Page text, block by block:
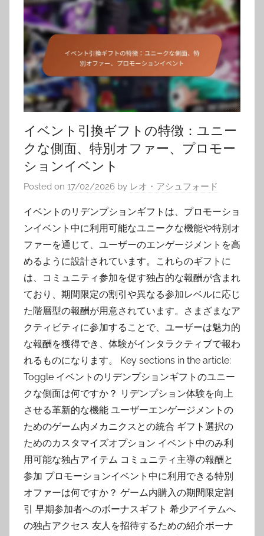
イベント引換ギフトの特徴：ユニー
クな側面、特別オファー、プロモー
ションイベント
Posted on 17/02/2026 by レオ・アシュフォード
イベントのリデンプションギフトは、プロモーショ
ンイベント中に利用可能なユニークな機能や特別オ
ファーを通じて、ユーザーのエンゲージメントを高
めるように設計されています。これらのギフトに
は、コミュニティ参加を促す独占的な報酬が含まれ
ており、期間限定の割引や異なる参加レベルに応じ
た階層型の報酬が用意されています。さまざまなア
クティビティに参加することで、ユーザーは魅力的
な報酬を獲得でき、体験がインタラクティブで報わ
れるものになります。 Key sections in the article:
Toggle イベントのリデンプションギフトのユニー
クな側面は何ですか？ リデンプション体験を向上
させる革新的な機能 ユーザーエンゲージメントの
ためのゲーム内メカニクスとの統合 ギフト選択の
ためのカスタマイズオプション イベント中のみ利
用可能な独占アイテム コミュニティ主導の報酬と
参加 プロモーションイベント中に利用できる特別
オファーは何ですか？ ゲーム内購入の期間限定割
引 早期参加者へのボーナスギフト 希少アイテムへ
の独占アクセス 友人を招待するための紹介ボーナ